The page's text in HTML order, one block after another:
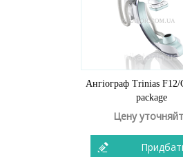
Ангіограф Trinias
package
Цену